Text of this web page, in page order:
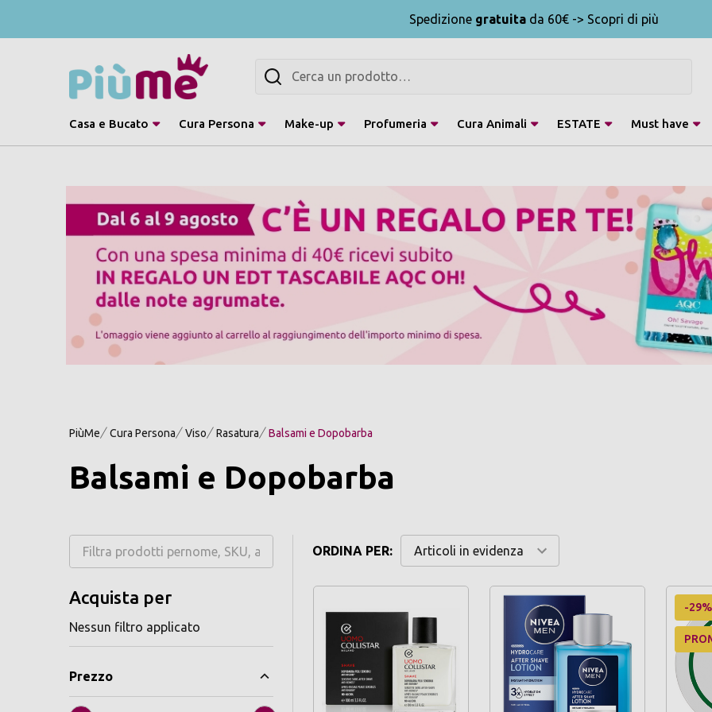
Spedizione gratuita da 60€ -> Scopri di più
Cerca
Casa e Bucato Cura Persona Make-up Profumeria Cura Animali ESTATE Must have
PiùMe Cura Persona Viso Rasatura Balsami e Dopobarba
Balsami e Dopobarba
Acquista per
Nessun filtro applicato
Prezzo
ORDINA PER:
-29%